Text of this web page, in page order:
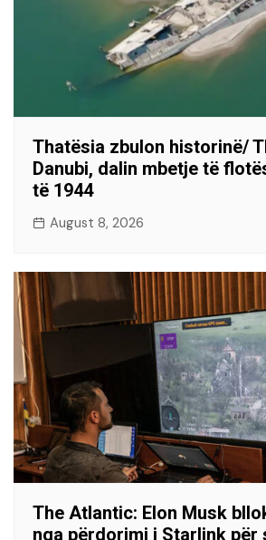
Thatësia zbulon historinë/
Danubi, dalin mbetje të
të 1944
August 8, 2026
The Atlantic: Elon Musk
nga përdorimi i Starlink për